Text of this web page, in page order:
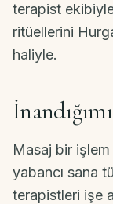
Rezervasyon
·
WhatsApp
terapist
ritüellerini
haliyle.
Masaj bir
yabancı sana
terapistleri işe